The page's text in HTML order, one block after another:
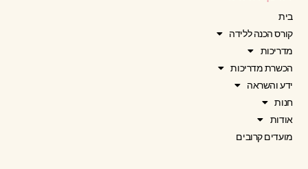
בית
קורס הכנה ללידה
מדריכות
הכשרת מדריכות
ידע והשראה
חנות
אודות
מועדים קרובים